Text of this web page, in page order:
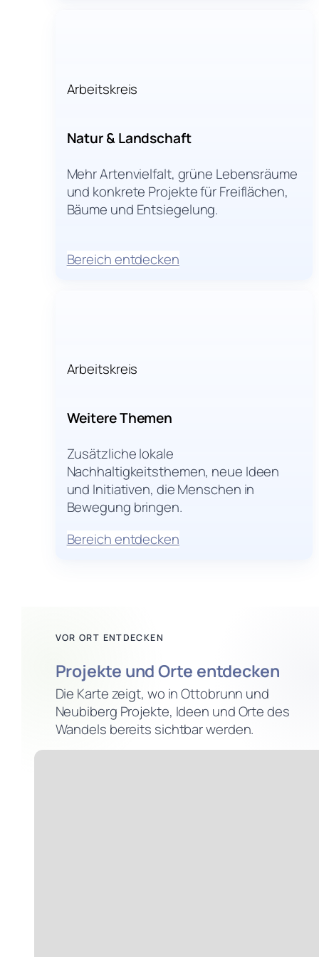
Arbeitskreis
Natur & Landschaft
Mehr Artenvielfalt, grüne Lebensräume
und konkrete Projekte für Freiflächen,
Bäume und Entsiegelung.
Bereich entdecken
Arbeitskreis
Weitere Themen
Zusätzliche lokale
Nachhaltigkeitsthemen, neue Ideen
und Initiativen, die Menschen in
Bewegung bringen.
Bereich entdecken
VOR ORT ENTDECKEN
Projekte und Orte entdecken
Die Karte zeigt, wo in Ottobrunn und
Neubiberg Projekte, Ideen und Orte des
Wandels bereits sichtbar werden.